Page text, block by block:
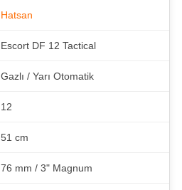
Hatsan
Escort DF 12 Tactical
Gazlı / Yarı Otomatik
12
51 cm
76 mm / 3" Magnum